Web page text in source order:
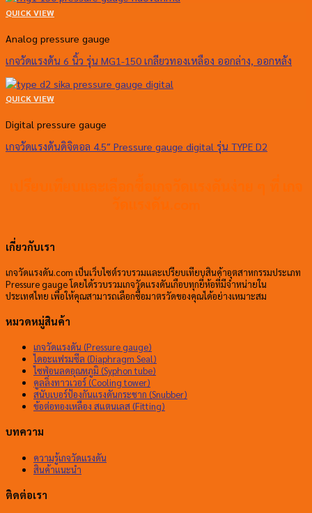
QUICK VIEW
Analog pressure gauge
เกจวัดแรงดัน 6 นิ้ว รุ่น MG1-150 เกลียวทองเหลือง ออกล่าง, ออกหลัง
QUICK VIEW
Digital pressure gauge
เกจวัดแรงดันดิจิตอล 4.5″ Pressure gauge digital รุ่น TYPE D2
เกี่ยวกับเรา
เกจวัดแรงดัน.com เป็นเว็บไซต์รวบรวมและเปรียบเทียบสินค้าอุตสาหกรรมประเภท
Pressure gauge โดยได้รวบรวมเกจวัดแรงดันเกือบทุกยี่ห้อที่มีจำหน่ายใน
ประเทศไทย เพื่อให้คุณสามารถเลือกซื้อมาตรวัดของคุณได้อย่างเหมาะสม
หมวดหมู่สินค้า
เกจวัดแรงดัน (Pressure gauge)
ไดอะแฟรมซีล (Diaphragm Seal)
ไซฟ่อนลดอุณหภูมิ (Syphon tube)
คูลลิ่งทาวเวอร์ (Cooling tower)
สนับเบอร์ป้องกันแรงดันกระชาก (Snubber)
ข้อต่อทองเหลือง สแตนเลส (Fitting)
บทความ
ความรู้เกจวัดแรงดัน
สินค้าแนะนำ
ติดต่อเรา